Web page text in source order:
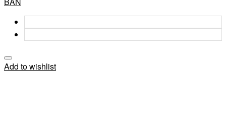
Add to wishlist